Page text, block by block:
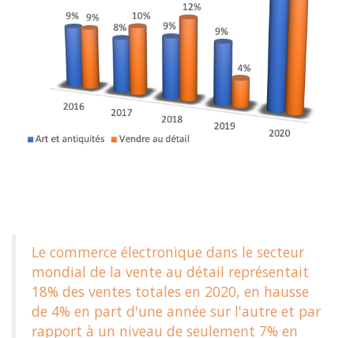
Le commerce électronique dans le secteur
mondial de la vente au détail représentait
18% des ventes totales en 2020, en hausse
de 4% en part d'une année sur l'autre et par
rapport à un niveau de seulement 7% en